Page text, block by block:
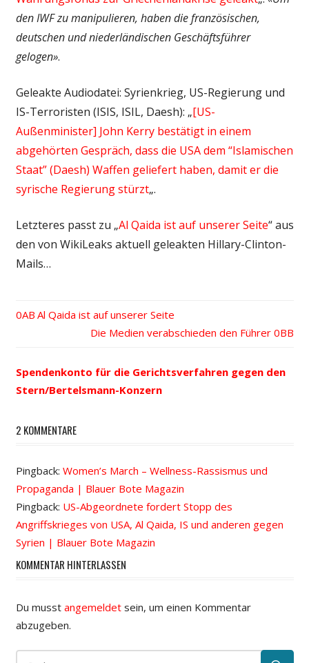
den IWF zu manipulieren, haben die französischen,
deutschen und niederländischen Geschäftsführer
gelogen».
Geleakte Audiodatei: Syrienkrieg, US-Regierung und
IS-Terroristen (ISIS, ISIL, Daesh): „[US-
Außenminister] John Kerry bestätigt in einem
abgehörten Gespräch, dass die USA dem “Islamischen
Staat” (Daesh) Waffen geliefert haben, damit er die
syrische Regierung stürzt„.
Letzteres passt zu „Al Qaida ist auf unserer Seite“ aus
den von WikiLeaks aktuell geleakten Hillary-Clinton-
Mails…
Vorheriger
Al Qaida ist auf unserer Seite
Nächster
Die Medien verabschieden den Führer
Spendenkonto für die Gerichtsverfahren gegen den
Stern/Bertelsmann-Konzern
2 KOMMENTARE
Pingback: Women’s March – Wellness-Rassismus und
Propaganda | Blauer Bote Magazin
Pingback: US-Abgeordnete fordert Stopp des
Angriffskrieges von USA, Al Qaida, IS und anderen gegen
Syrien | Blauer Bote Magazin
KOMMENTAR HINTERLASSEN
Du musst angemeldetsein, um einen Kommentar
abzugeben.